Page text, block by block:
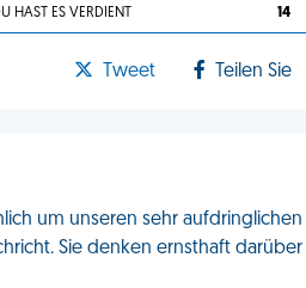
HAST ES VERDIENT 14
Tweet Teilen Sie
um unseren sehr aufdringlichen
Sie denken ernsthaft darüber